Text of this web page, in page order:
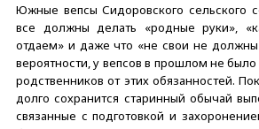
Южные вепсы Сидоровского сельского
все должны делать «родные руки»,
отдаем» и даже что «не свои не должны
вероятности, у вепсов в прошлом не
родственников от этих обязанностей.
долго сохранится старинный обычай
связанные с подготовкой и